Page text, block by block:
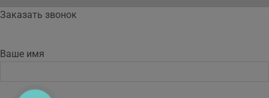
Заказать звонок
Ваше имя